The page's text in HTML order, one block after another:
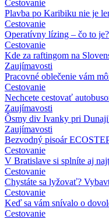
Cestovanie
Plavba po Karibiku nie je
Cestovanie
Operatívny lízing – čo to je?
Cestovanie
Kde za raftingom na
Zaujímavosti
Pracovné oblečenie vám
Cestovanie
Nechcete cestovať
Zaujímavosti
Ôsmy div Ivanky pri
Zaujímavosti
Bezvodný pisoár
Cestovanie
V Bratislave si splníte aj
Cestovanie
Chystáte sa lyžovať?
Cestovanie
Keď sa vám snívalo o
Cestovanie